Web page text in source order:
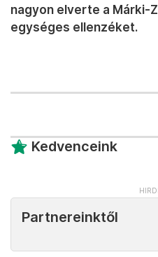
nagyon elverte a Márki-
egységes ellenzéket.
Kedvenceink
Partnereinktől